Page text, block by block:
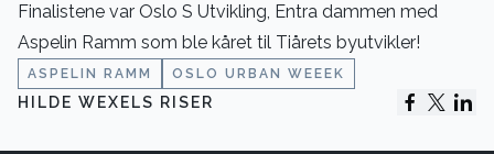
Finalistene var Oslo S Utvikling, Entra dammen med
Aspelin Ramm som ble kåret til Tiårets byutvikler!
ASPELIN RAMM OSLO URBAN WEEEK
HILDE WEXELS RISER